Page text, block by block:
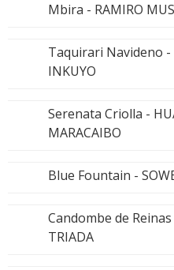
Mbira - RAMIRO
Taquirari Navideno
INKUYO
Serenata Criolla -
MARACAIBO
Blue Fountain -
Candombe de
TRIADA